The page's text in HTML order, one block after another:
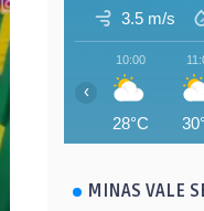
3.5 m/s
10:00
28°C
‹
MINAS VALE